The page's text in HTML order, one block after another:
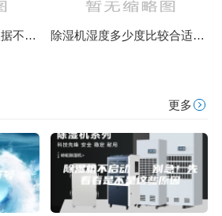
转轮除湿机厂家教你根据不同环境合理选择设备类型 除湿机湿度多少度比较合适 60度最佳
更多